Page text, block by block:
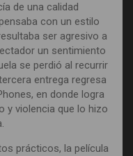
de una calidad
con un estilo
ser agresivo a
un sentimiento
se perdió al recurrir
entrega regresa
en donde logra
y violencia que lo hizo
prácticos, la película